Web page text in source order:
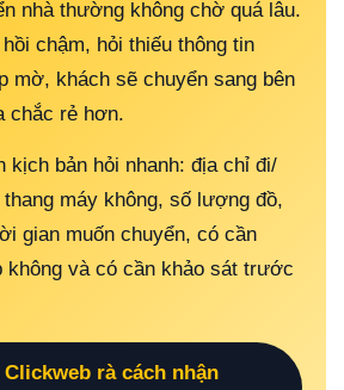
nhà thường không chờ quá lâu.
chậm, hỏi thiếu thông tin
mờ, khách sẽ chuyển sang bên
chắc rẻ hơn.
kịch bản hỏi nhanh: địa chỉ đi/
máy không, số lượng đồ,
gian muốn chuyển, có cần
không và có cần khảo sát trước
Clickweb rà cách nhận